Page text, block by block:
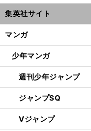
集英社サイト
マンガ
少年マンガ
週刊少年ジャンプ
ジャンプSQ
Vジャンプ